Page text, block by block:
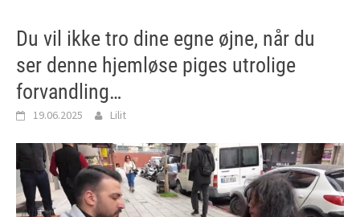
Du vil ikke tro dine egne øjne, når du
ser denne hjemløse piges utrolige
forvandling…
19.06.2025 Lilit